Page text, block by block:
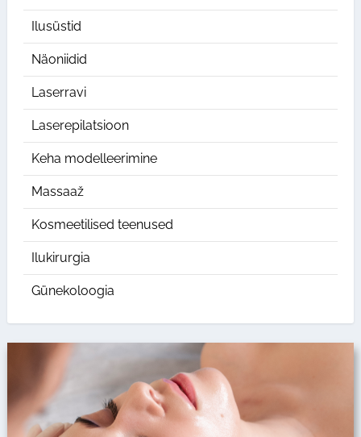
Ilusüstid
Näoniidid
Laserravi
Laserepilatsioon
Keha modelleerimine
Massaaž
Kosmeetilised teenused
Ilukirurgia
Günekoloogia